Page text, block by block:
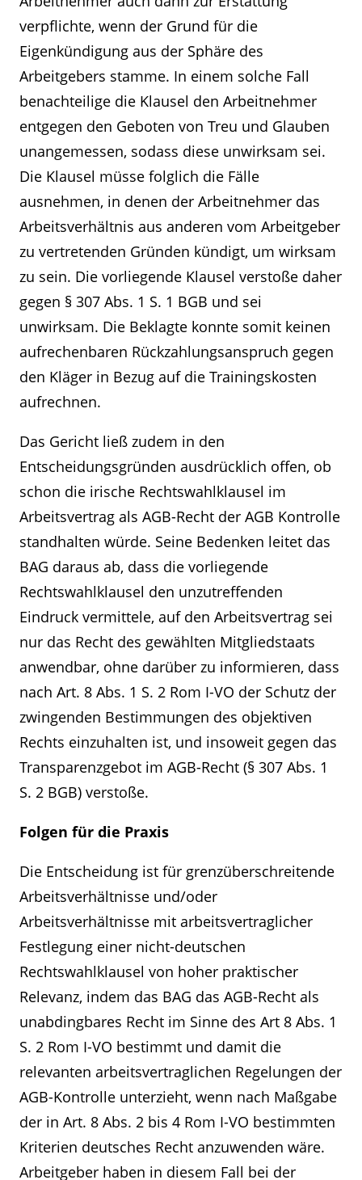
verpflichte, wenn der Grund für die
Eigenkündigung aus der Sphäre des
Arbeitgebers stamme. In einem solche Fall
benachteilige die Klausel den Arbeitnehmer
entgegen den Geboten von Treu und Glauben
unangemessen, sodass diese unwirksam sei.
Die Klausel müsse folglich die Fälle
ausnehmen, in denen der Arbeitnehmer das
Arbeitsverhältnis aus anderen vom Arbeitgeber
zu vertretenden Gründen kündigt, um wirksam
zu sein. Die vorliegende Klausel verstoße daher
gegen § 307 Abs. 1 S. 1 BGB und sei
unwirksam. Die Beklagte konnte somit keinen
aufrechenbaren Rückzahlungsanspruch gegen
den Kläger in Bezug auf die Trainingskosten
aufrechnen.
Das Gericht ließ zudem in den
Entscheidungsgründen ausdrücklich offen, ob
schon die irische Rechtswahlklausel im
Arbeitsvertrag als AGB-Recht der AGB Kontrolle
standhalten würde. Seine Bedenken leitet das
BAG daraus ab, dass die vorliegende
Rechtswahlklausel den unzutreffenden
Eindruck vermittele, auf den Arbeitsvertrag sei
nur das Recht des gewählten Mitgliedstaats
anwendbar, ohne darüber zu informieren, dass
nach Art. 8 Abs. 1 S. 2 Rom I-VO der Schutz der
zwingenden Bestimmungen des objektiven
Rechts einzuhalten ist, und insoweit gegen das
Transparenzgebot im AGB-Recht (§ 307 Abs. 1
S. 2 BGB) verstoße.
Folgen für die Praxis
Die Entscheidung ist für grenzüberschreitende
Arbeitsverhältnisse und/oder
Arbeitsverhältnisse mit arbeitsvertraglicher
Festlegung einer nicht-deutschen
Rechtswahlklausel von hoher praktischer
Relevanz, indem das BAG das AGB-Recht als
unabdingbares Recht im Sinne des Art 8 Abs. 1
S. 2 Rom I-VO bestimmt und damit die
relevanten arbeitsvertraglichen Regelungen der
AGB-Kontrolle unterzieht, wenn nach Maßgabe
der in Art. 8 Abs. 2 bis 4 Rom I-VO bestimmten
Kriterien deutsches Recht anzuwenden wäre.
Arbeitgeber haben in diesem Fall bei der